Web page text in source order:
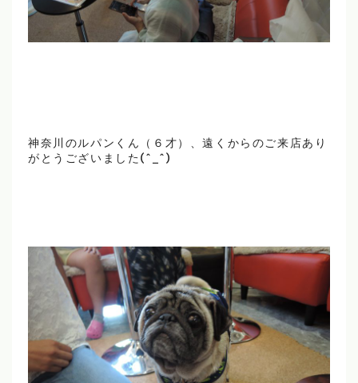
神奈川のルパンくん（６才）、遠くからのご来店あり
がとうございました(^_^)